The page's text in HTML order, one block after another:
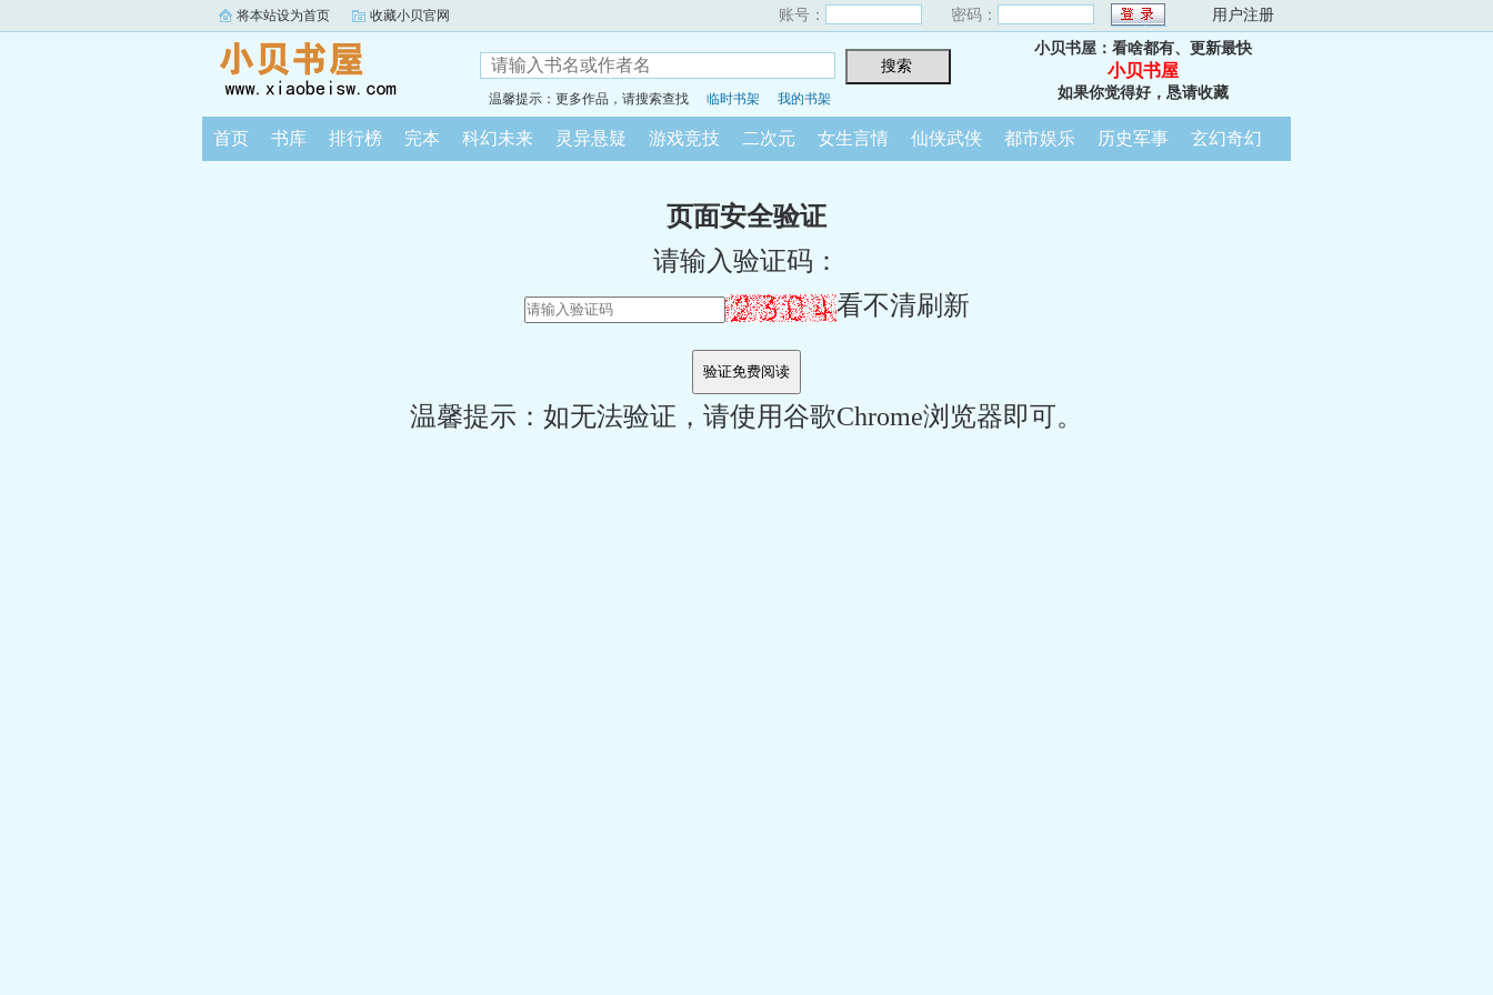
将本站设为首页 收藏小贝官网 账号： 密码： 用户注册
温馨提示：更多作品，请搜索查找 临时书架 我的书架
小贝书屋：看啥都有、更新最快
小贝书屋
如果你觉得好，恳请收藏
首页 书库 排行榜 完本 科幻未来 灵异悬疑 游戏竞技 二次元 女生言情 仙侠武侠 都市娱乐 历史军事 玄幻奇幻
页面安全验证
请输入验证码：
看不清刷新
温馨提示：如无法验证，请使用谷歌Chrome浏览器即可。